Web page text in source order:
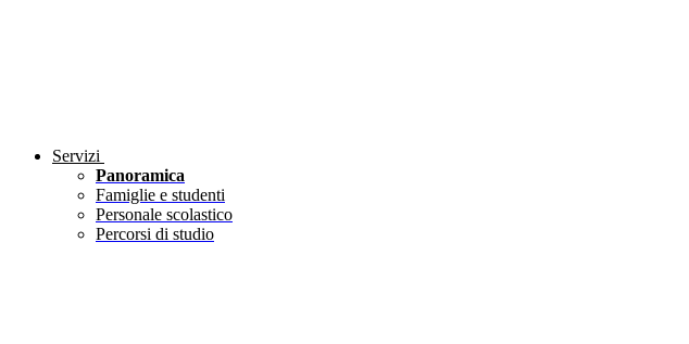
Servizi
Panoramica
Famiglie e studenti
Personale scolastico
Percorsi di studio